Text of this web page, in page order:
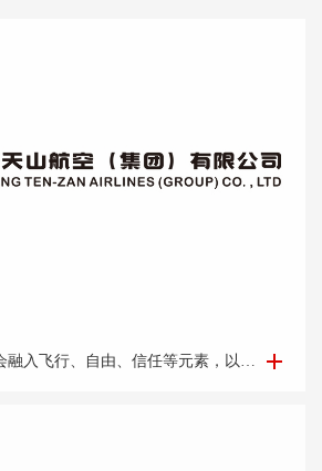
司logo设计-logo设计公司 航空Logo设计通常会融入飞行、自由、信任等元素，以及公司的标志性色彩和字体，让人一眼就能联想到该航空公司。